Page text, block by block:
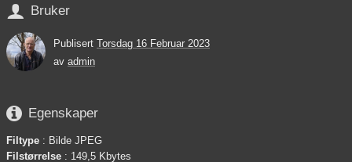
 Bruker
Publisert Torsdag 16 Februar 2023
av admin
 Egenskaper
Filtype : Bilde JPEG
Filstørrelse : 149,5 Kbytes